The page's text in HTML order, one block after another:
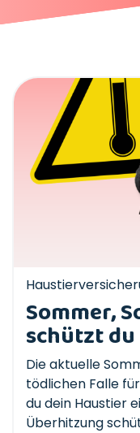
Sommer,
schützt
Die aktuelle
tödlichen Falle
du dein Haustier
Überhitzung